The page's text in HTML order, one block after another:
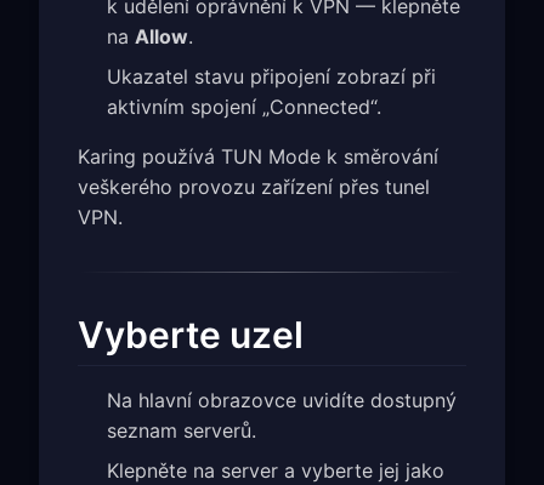
k udělení oprávnění k VPN — klepněte
na Allow.
Ukazatel stavu připojení zobrazí při
aktivním spojení „Connected“.
Karing používá TUN Mode k směrování
veškerého provozu zařízení přes tunel
VPN.
Vyberte uzel
Na hlavní obrazovce uvidíte dostupný
seznam serverů.
Klepněte na server a vyberte jej jako